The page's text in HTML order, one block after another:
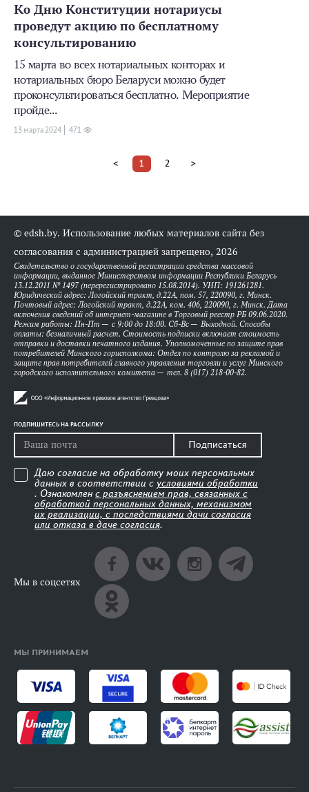
Ко Дню Конституции нотариусы
проведут акцию по бесплатному
консультированию
15 марта во всех нотариальных конторах и
нотариальных бюро Беларуси можно будет
проконсультироваться бесплатно. Мероприятие
пройде...
13 мартa 2024 471
< 1 2 >
© edsh.by. Использование любых материалов сайта без
согласования с администрацией запрещено, 2026
Свидетельство о государственной регистрации средства массовой
информации, выданное Министерством информации Республики Беларусь
13.12.2011 № 1497 (перерегистрировано 15.08.2014). УНП: 191261281.
Юридический адрес: Логойский тракт, д.22А, пом. 57, 220090, г. Минск.
Почтовый адрес: Логойский тракт, д.22А, ком. 406, 220090, г. Минск. Дата
включения сведений об интернет-магазине в Торговый реестр РБ 09.06.2020.
Режим работы: Пн-Пт — с 9:00 до 18:00. Сб-Вс — Выходной. Способы
оплаты: безналичный расчет. Стоимость подписки включает стоимость
отправки и доставки печатного издания. Уполномоченные по защите прав
потребителей Минского горисполкома: Отдел по контролю за рекламой и
защите прав потребителей главного управления торговли и услуг Минского
городского исполнительного комитета — тел. 8 (017) 218-00-82.
ПОДПИШИТЕСЬ НА РАССЫЛКУ
Подписаться
Даю согласие на обработку моих персональных
данных в соответствии с условиями обработки
. Ознакомлен с разъяснением прав, связанных с
обработкой персональных данных, механизмом
их реализации, с последствиями дачи согласия
или отказа в даче согласия.
Мы в соцсетях
МЫ ПРИНИМАЕМ